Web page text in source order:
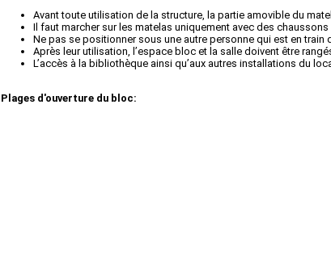
Avant toute utilisation de la structure, la partie amovible du
Il faut marcher sur les matelas uniquement avec des chaussons
Ne pas se positionner sous une autre personne qui est en train
Après leur utilisation, l’espace bloc et la salle doivent être
L’accès à la bibliothèque ainsi qu’aux autres installations du
Plages d'ouverture du bloc: